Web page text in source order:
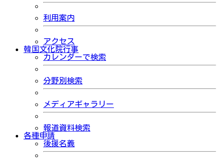
利用案内
アクセス
韓国文化院行事
カレンダーで検索
分野別検索
メディアギャラリー
報道資料検索
各種申請
後援名義